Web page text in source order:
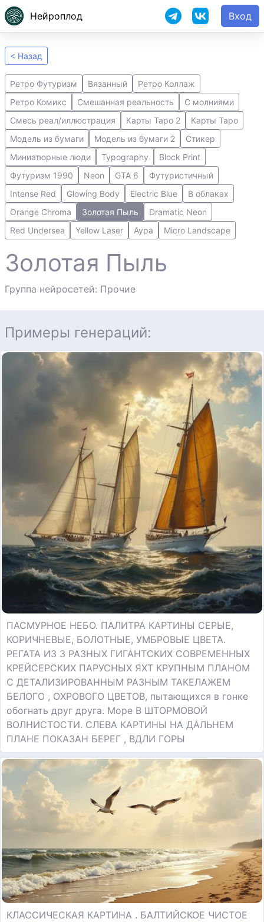
Нейроплод Вход
< Назад
Ретро Футуризм Вязанный
Ретро Коллаж
Ретро Комикс
Смешанная реальность
С молниями
Смесь реал/иллюстрация
Карты Таро 2
Карты Таро
Модель из бумаги
Модель из бумаги 2
Стикер
Миниатюрные люди
Typography
Block Print
Футуризм 1990
Neon GTA 6
Футуристичный
Intense Red
Glowing Body Electric Blue
В облаках
Orange Chroma
Золотая Пыль
Dramatic Neon
Red Undersea
Yellow Laser Аура Micro Landscape
Золотая Пыль
Группа нейросетей: Прочие
Примеры генераций:
ПАСМУРНОЕ НЕБО. ПАЛИТРА КАРТИНЫ СЕРЫЕ,
КОРИЧНЕВЫЕ, БОЛОТНЫЕ, УМБРОВЫЕ ЦВЕТА.
РЕГАТА ИЗ 3 РАЗНЫХ ГИГАНТСКИХ СОВРЕМЕННЫХ
КРЕЙСЕРСКИХ ПАРУСНЫХ ЯХТ КРУПНЫМ ПЛАНОМ
С ДЕТАЛИЗИРОВАННЫМ РАЗНЫМ ТАКЕЛАЖЕМ
БЕЛОГО , ОХРОВОГО ЦВЕТОВ, пытающихся в гонке
обогнать друг друга. Море В ШТОРМОВОЙ
ВОЛНИСТОСТИ. СЛЕВА КАРТИНЫ НА ДАЛЬНЕМ
ПЛАНЕ ПОКАЗАН БЕРЕГ , ВДЛИ ГОРЫ
КЛАССИЧЕСКАЯ КАРТИНА . БАЛТИЙСКОЕ ЧИСТОЕ